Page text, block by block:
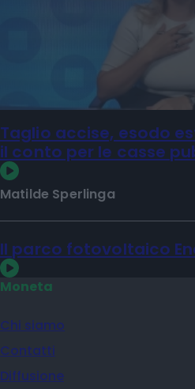
Taglio accise, esodo
il conto per le casse
Matilde Sperlinga
Il parco fotovoltaico
Moneta
Chi siamo
Contatti
Diffusione